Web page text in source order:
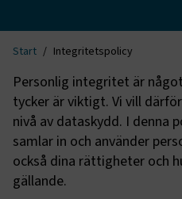
Start Integritetspolicy
Personlig integritet är
tycker är viktigt. Vi vill
nivå av dataskydd. I denna
samlar in och använder
också dina rättigheter och
gällande.